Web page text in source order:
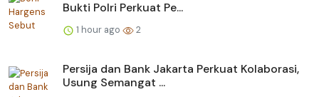
Bukti Polri Perkuat Pe...
1 hour ago 2
Persija dan Bank Jakarta Perkuat Kolaborasi,
Usung Semangat ...